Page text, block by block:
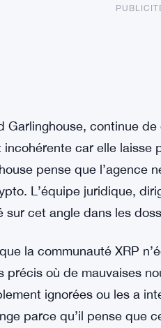
Garlinghouse, continue
car elle laisse
pense que l’agence